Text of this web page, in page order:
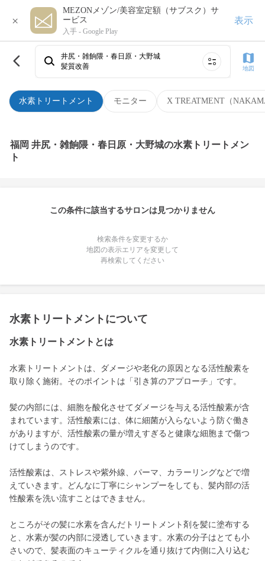
×
MEZONメゾン/美容室定額（サブスク）サ
ービス
入手 - Google Play
表示
水素トリートメント モニター X TREATMENT（
井尻・雑餉隈・春日原・大野城
髪質改善
地図
福岡 井尻・雑餉隈・春日原・大野城の水素トリートメン
ト
この条件に該当するサロンは見つかりません
検索条件を変更するか
地図の表示エリアを変更して
再検索してください
水素トリートメントについて
水素トリートメントとは
水素トリートメントは、ダメージや老化の原因となる活性酸素を
取り除く施術。そのポイントは「引き算のアプローチ」です。
髪の内部には、細胞を酸化させてダメージを与える活性酸素が含
まれています。活性酸素には、体に細菌が入らないよう防ぐ働き
がありますが、活性酸素の量が増えすぎると健康な細胞まで傷つ
けてしまうのです。
活性酸素は、ストレスや紫外線、パーマ、カラーリングなどで増
えていきます。どんなに丁寧にシャンプーをしても、髪内部の活
性酸素を洗い流すことはできません。
ところがその髪に水素を含んだトリートメント剤を髪に塗布する
と、水素が髪の内部に浸透していきます。水素の分子はとても小
さいので、髪表面のキューティクルを通り抜けて内側に入り込む